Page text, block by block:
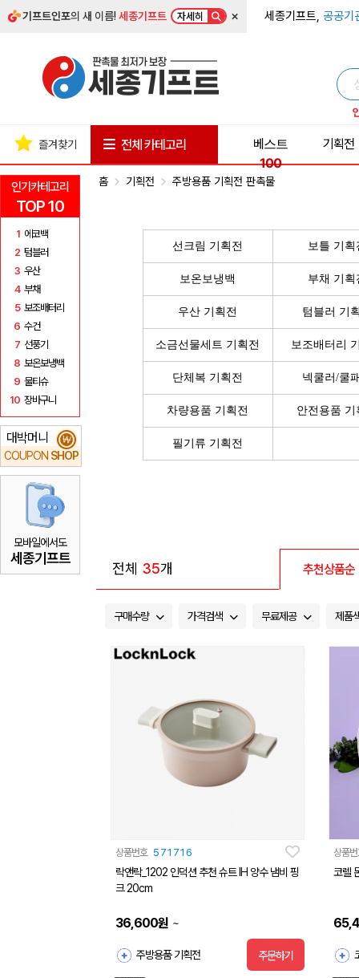
기프트인포의 새 이름!세종기프트 자세히 × 세종기프트, 공공기
인기카테고리
TOP 10
1 에코백
2 텀블러
3 우산
4 부채
5 보조배터리
6 수건
7 선풍기
8 보온보냉백
9 물티슈
10 장바구니
대박머니
COUPON SHOP
₩
모바일에서도
세종기프트
즐겨찾기 전체 카테고리
베스트
100
기획전
홈 기획전 주방용품 기획전 판촉물
선크림 기획전 보틀 기획
보온보냉백 부채 기획
우산 기획전 텀블러 기
소금선물세트 기획전 보조배터리
단체복 기획전 넥쿨러/쿨
차량용품 기획전 안전용품 기
필기류 기획전
전체 35개 추천상품순
구매수량 가격검색 무료제공 제품
상품번호 571716
락앤락_1202 인덕션 추천 슈트 IH 양수 냄비 핑
크 20cm
36,600원 ~
주방용품 기획전 주문하기
상품
코렐